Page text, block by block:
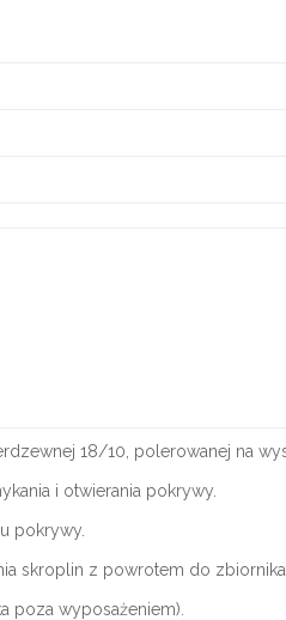
18/10, polerowanej na
i otwierania pokrywy.
pokrywy.
skroplin z powrotem do zbiornika.
poza wyposażeniem).